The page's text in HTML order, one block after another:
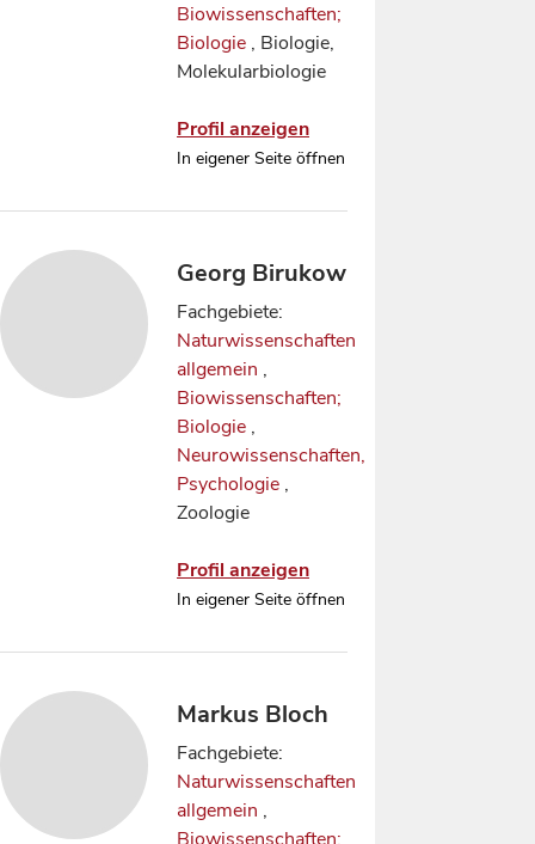
Biowissenschaften;
Biologie , Biologie,
Molekularbiologie
Profil anzeigen
In eigener Seite öffnen
Georg Birukow
Fachgebiete:
Naturwissenschaften
allgemein ,
Biowissenschaften;
Biologie ,
Neurowissenschaften,
Psychologie ,
Zoologie
Profil anzeigen
In eigener Seite öffnen
Markus Bloch
Fachgebiete:
Naturwissenschaften
allgemein ,